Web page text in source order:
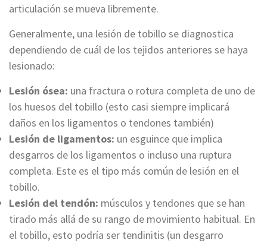
articulación se mueva libremente.
Generalmente, una lesión de tobillo se diagnostica
dependiendo de cuál de los tejidos anteriores se haya
lesionado:
Lesión ósea: una fractura o rotura completa de uno de
los huesos del tobillo (esto casi siempre implicará
daños en los ligamentos o tendones también)
Lesión de ligamentos: un esguince que implica
desgarros de los ligamentos o incluso una ruptura
completa. Este es el tipo más común de lesión en el
tobillo.
Lesión del tendón: músculos y tendones que se han
tirado más allá de su rango de movimiento habitual. En
el tobillo, esto podría ser tendinitis (un desgarro